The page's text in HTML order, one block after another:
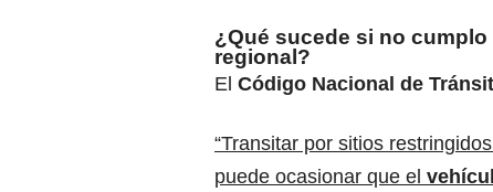
¿Qué sucede si no
regional?
El Código Nacional de
“Transitar por sitios
puede ocasionar que el